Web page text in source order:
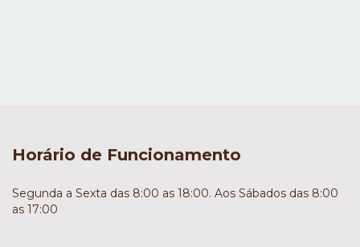
Horário de Funcionamento
Segunda a Sexta das 8:00 as 18:00. Aos Sábados das 8:00
as 17:00